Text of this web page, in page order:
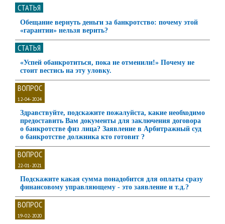
СТАТЬЯ
Обещание вернуть деньги за банкротство: почему этой
«гарантии» нельзя верить?
СТАТЬЯ
«Успей обанкротиться, пока не отменили!» Почему не
стоит вестись на эту уловку.
ВОПРОС
12-04-2024
Здравствуйте, подскажите пожалуйста, какие необходимо
предоставить Вам документы для заключения договора
о банкротстве физ лица? Заявление в Арбитражный суд
о банкротстве должника кто готовит ?
ВОПРОС
22-01-2021
Подскажите какая сумма понадобится для оплаты сразу
финансовому управляющему - это заявление и т.д.?
ВОПРОС
19-02-2020